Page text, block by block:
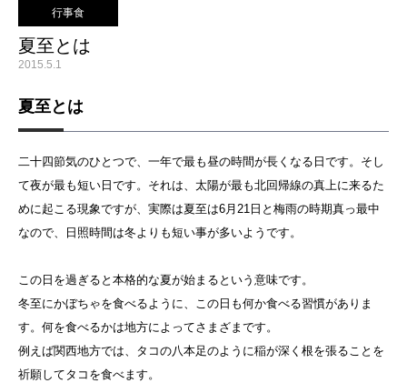
行事食
夏至とは
2015.5.1
夏至とは
二十四節気のひとつで、一年で最も昼の時間が長くなる日です。そし
て夜が最も短い日です。それは、太陽が最も北回帰線の真上に来るた
めに起こる現象ですが、実際は夏至は6月21日と梅雨の時期真っ最中
なので、日照時間は冬よりも短い事が多いようです。
この日を過ぎると本格的な夏が始まるという意味です。
冬至にかぼちゃを食べるように、この日も何か食べる習慣がありま
す。何を食べるかは地方によってさまざまです。
例えば関西地方では、タコの八本足のように稲が深く根を張ることを
祈願してタコを食べます。